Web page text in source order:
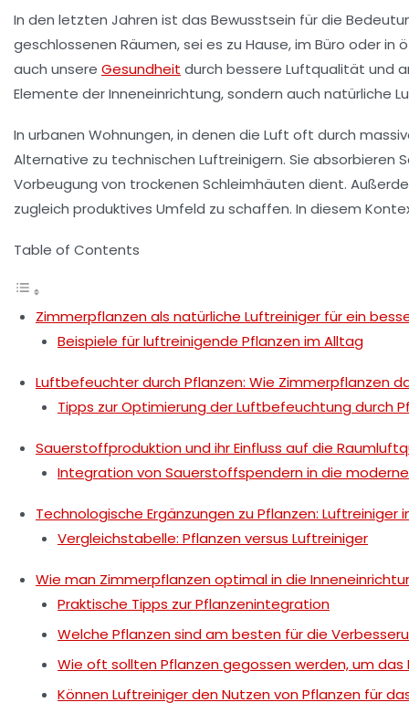
In den letzten Jahren ist das Bewusstsein für die
geschlossenen Räumen, sei es zu Hause, im Büro oder
auch unsere Gesundheit durch bessere Luftqualität und
Elemente der Inneneinrichtung, sondern auch natürliche
In urbanen Wohnungen, in denen die Luft oft durch
Alternative zu technischen Luftreinigern. Sie
Vorbeugung von trockenen Schleimhäuten dient.
zugleich produktives Umfeld zu schaffen. In diesem
Table of Contents
Zimmerpflanzen als natürliche Luftreiniger für ein
Beispiele für luftreinigende Pflanzen im Alltag
Luftbefeuchter durch Pflanzen: Wie Zimmerpflanzen
Tipps zur Optimierung der Luftbefeuchtung durch
Sauerstoffproduktion und ihr Einfluss auf die
Integration von Sauerstoffspendern in die
Technologische Ergänzungen zu Pflanzen: Luftreiniger
Vergleichstabelle: Pflanzen versus Luftreiniger
Wie man Zimmerpflanzen optimal in die
Praktische Tipps zur Pflanzenintegration
Welche Pflanzen sind am besten für die
Wie oft sollten Pflanzen gegossen werden, um das
Können Luftreiniger den Nutzen von Pflanzen für